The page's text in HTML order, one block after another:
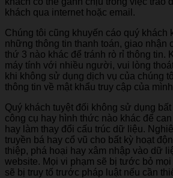
khách qua internet hoặc email.
Chúng tôi cũng khuyến cáo quý khách
những thông tin thanh toán, giao nhận
thứ 3 nào khác để tránh rò rỉ thông tin.
máy tính với nhiều người, vui lòng
khi không sử dụng dịch vụ của chúng
thông tin về mật khẩu truy cập của
Quý khách tuyệt đối không sử dụng
công cụ hay hình thức nào khác để
hay làm thay đổi cấu trúc dữ liệu.
truyền bá hay cổ vũ cho bất kỳ hoạt
thiệp, phá hoại hay xâm nhập vào dữ
website. Mọi vi phạm sẽ bị tước bỏ
sẽ bị truy tố trước pháp luật nếu cần